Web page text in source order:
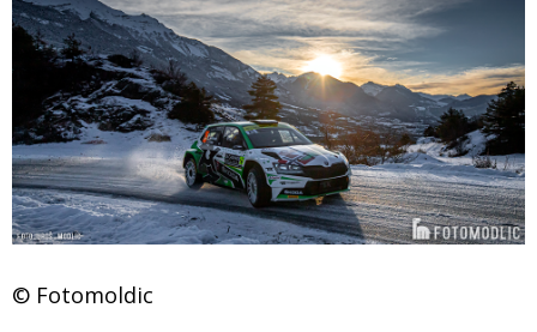
© Fotomoldic